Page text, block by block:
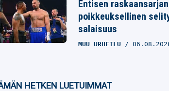
Entisen
poikkeuksellinen
salaisuus
MUU URHEILU
HETKEN LUETUIMMAT